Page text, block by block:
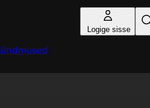
Logige sisse